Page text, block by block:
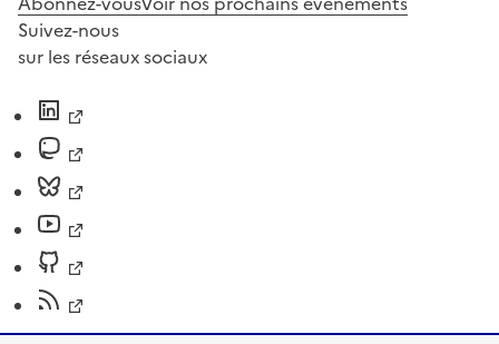
Suivez-nous
sur les réseaux sociaux